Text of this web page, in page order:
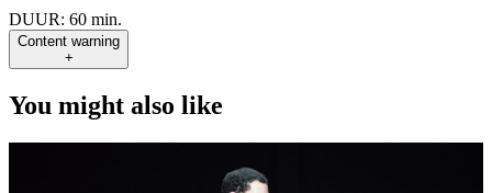
DUUR: 60 min.
Content warning
+
You might also like